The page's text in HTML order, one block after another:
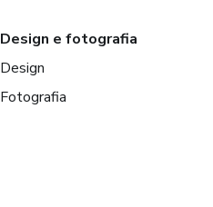
Design e fotografia
Design
Fotografia